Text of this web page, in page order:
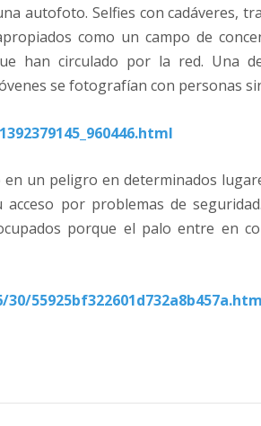
autofoto. Selfies con cadáveres,
como un campo de
han circulado por la red. Una
se fotografían con personas
en un peligro en determinados
por problemas de
porque el palo entre en